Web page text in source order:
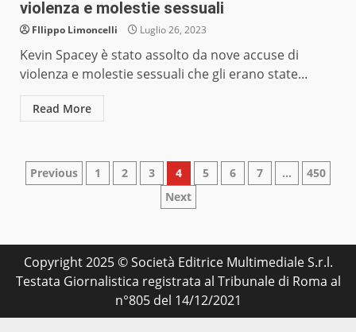
violenza e molestie sessuali
FIlippo Limoncelli Luglio 26, 2023
Kevin Spacey è stato assolto da nove accuse di
violenza e molestie sessuali che gli erano state...
Read More
Paginazione
articoli
Previous 1 2 3 4 5 6 7 …
450
Next
Copyright 2025 © Società Editrice Multimediale S.r.l.
Testata Giornalistica registrata al Tribunale di Roma al
n°805 del 14/12/2021